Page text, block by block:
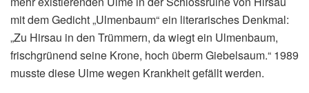
mit dem Gedicht „Ulmenbaum“ ein literarisches Denkmal:
„Zu Hirsau in den Trümmern, da wiegt ein Ulmenbaum,
frischgrünend seine Krone, hoch überm Giebelsaum.“ 1989
musste diese Ulme wegen Krankheit gefällt werden.